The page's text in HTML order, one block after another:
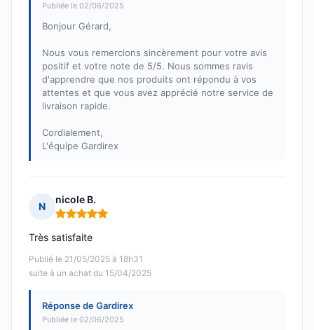
Publiée le 02/06/2025
Bonjour Gérard,
Nous vous remercions sincèrement pour votre avis
positif et votre note de 5/5. Nous sommes ravis
d'apprendre que nos produits ont répondu à vos
attentes et que vous avez apprécié notre service de
livraison rapide.
Cordialement,
L'équipe Gardirex
N
nicole B.
Note : 5 sur 5
Publié le 21/05/2025 à 18h31
suite à un achat du 15/04/2025
Très satisfaite
Réponse de Gardirex
Publiée le 02/06/2025